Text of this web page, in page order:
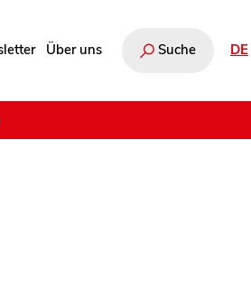
Über uns Suche DE